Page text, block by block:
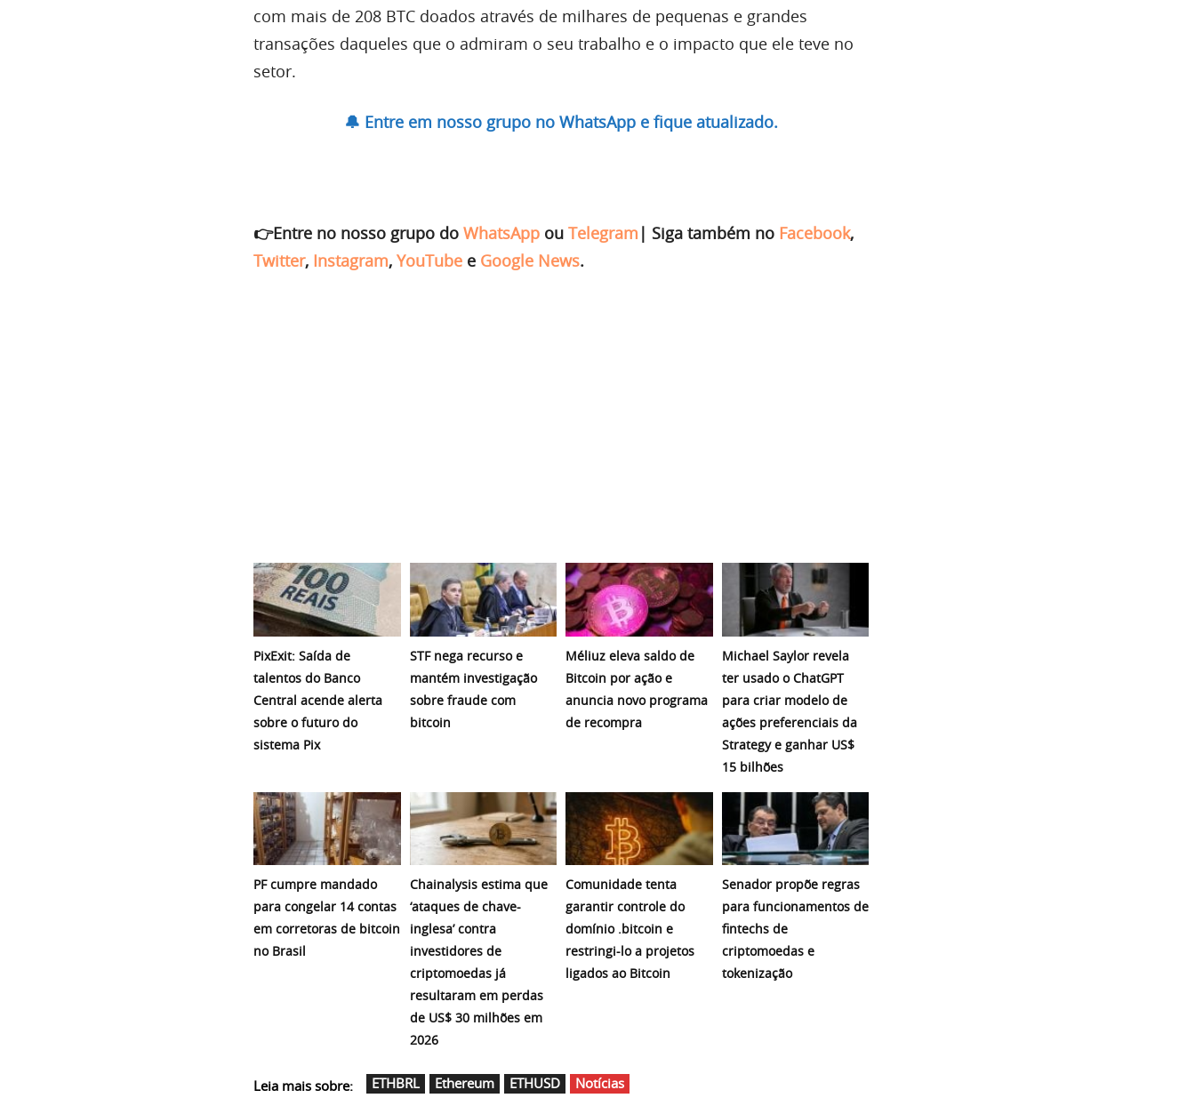
com mais de 208 BTC doados através de milhares de pequenas e grandes
transações daqueles que o admiram o seu trabalho e o impacto que ele teve no
setor.
🔔 Entre em nosso grupo no WhatsApp e fique atualizado.
👉Entre no nosso grupo do WhatsApp ou Telegram | Siga também no Facebook,
Twitter, Instagram, YouTube e Google News.
PixExit: Saída de
talentos do Banco
Central acende alerta
sobre o futuro do
sistema Pix
STF nega recurso e
mantém investigação
sobre fraude com
bitcoin
Méliuz eleva saldo de
Bitcoin por ação e
anuncia novo programa
de recompra
Michael Saylor revela
ter usado o ChatGPT
para criar modelo de
ações preferenciais da
Strategy e ganhar US$
15 bilhões
PF cumpre mandado
para congelar 14 contas
em corretoras de bitcoin
no Brasil
Chainalysis estima que
‘ataques de chave-
inglesa’ contra
investidores de
criptomoedas já
resultaram em perdas
de US$ 30 milhões em
2026
Comunidade tenta
garantir controle do
domínio .bitcoin e
restringi-lo a projetos
ligados ao Bitcoin
Senador propõe regras
para funcionamentos de
fintechs de
criptomoedas e
tokenização
Leia mais sobre: ETHBRL Ethereum ETHUSD Notícias